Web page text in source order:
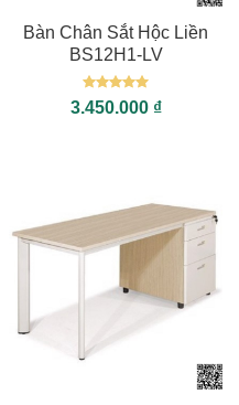
Bàn Chân Sắt Hộc Liền
BS12H1-LV
Được xếp
hạng55
3.450.000 ₫